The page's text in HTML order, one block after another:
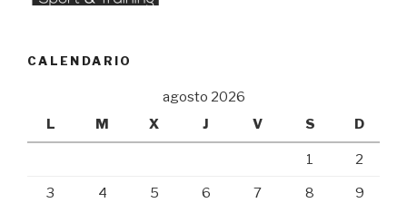
CALENDARIO
agosto 2026
L
M X J V S D
1 2
3 4 5 6 7 8 9